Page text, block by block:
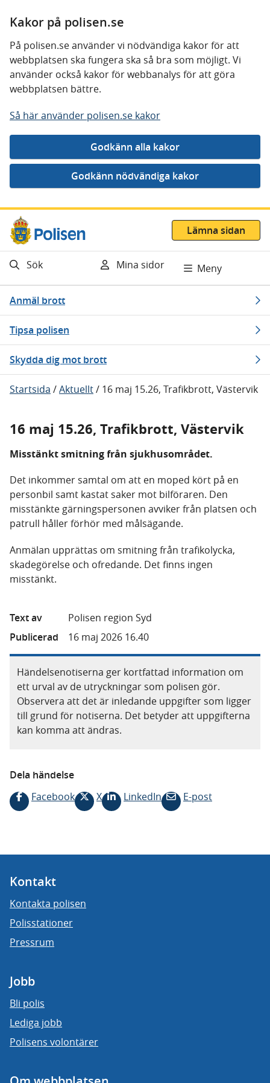
Kakor på polisen.se
På polisen.se använder vi nödvändiga kakor för att
webbplatsen ska fungera ska så bra som möjligt. Vi
använder också kakor för webbanalys för att göra
webbplatsen bättre.
Så här använder polisen.se kakor
Gå direkt till innehåll
Lämna sidan
Sök Mina sidor Meny
Anmäl brott
Tipsa polisen
Skydda dig mot brott
Startsida /Aktuellt/ 16 maj 15.26, Trafikbrott, Västervik
16 maj 15.26, Trafikbrott, Västervik
Misstänkt smitning från sjukhusområdet.
Det inkommer samtal om att en moped kört på en
personbil samt kastat saker mot bilföraren. Den
misstänkte gärningspersonen avviker från platsen och
patrull håller förhör med målsägande.
Anmälan upprättas om smitning från trafikolycka,
skadegörelse och ofredande. Det finns ingen
misstänkt.
Text av
Polisen region Syd
Publicerad
16 maj 2026 16.40
Händelsenotiserna ger kortfattad information om
ett urval av de utryckningar som polisen gör.
Observera att det är inledande uppgifter som ligger
till grund för notiserna. Det betyder att uppgifterna
kan komma att ändras.
Dela händelse
Facebook
X LinkedIn E-post
Kontakt
Kontakta polisen
Polisstationer
Pressrum
Jobb
Bli polis
Lediga jobb
Polisens volontärer